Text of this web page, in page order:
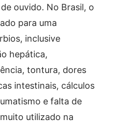
ouvido. No Brasil, o
para uma
inclusive
hepática,
tontura, dores
intestinais, cálculos
e falta de
utilizado na